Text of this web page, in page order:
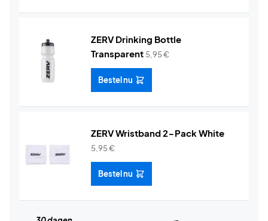
ZERV Drinking Bottle
Transparent 5,95€
Bestel nu
ZERV Wristband 2-Pack White
5,95€
Bestel nu